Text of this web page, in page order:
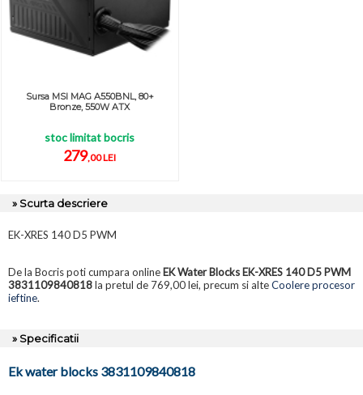
Sursa MSI MAG A550BNL, 80+
Bronze, 550W ATX
stoc limitat bocris
279,00 LEI
» Scurta descriere
EK-XRES 140 D5 PWM
De la Bocris poti cumpara online EK Water Blocks EK-XRES 140 D5 PWM
3831109840818la pretul de 769,00 lei, precum si alteCoolere procesor
ieftine.
» Specificatii
Ek water blocks 3831109840818